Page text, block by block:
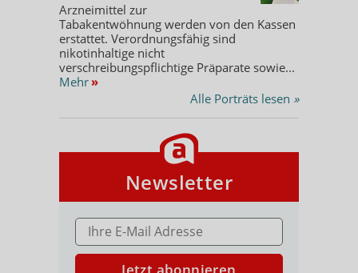
Arzneimittel zur
Tabakentwöhnung werden von den Kassen
erstattet. Verordnungsfähig sind
nikotinhaltige nicht
verschreibungspflichtige Präparate sowie...
Mehr »
Alle Porträts lesen »
Newsletter
E-MAIL ADRESSE